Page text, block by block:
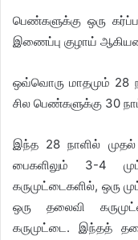
பெண்களுக்கு ஒரு
இணைப்பு குழாய்
ஒவ்வொரு மாதமும் 28
சில பெண்களுக்கு 30
இந்த 28 நாளில்
பைகளிலும் 3-4
கருமுட்டைகளில், ஒரு
ஒரு தலைவி
கருமுட்டை. இந்தத்